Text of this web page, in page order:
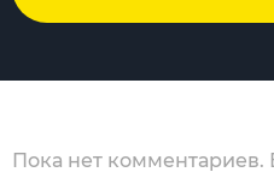
Пока нет комментариев.